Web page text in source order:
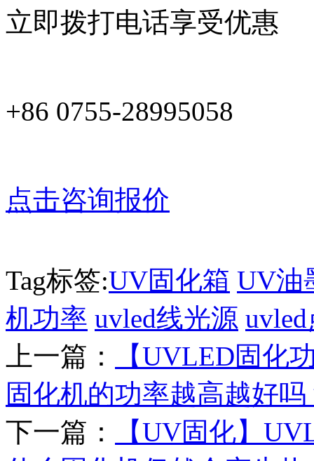
立即拨打电话享受优惠
+86 0755-28995058
点击咨询报价
Tag标签:UV固化箱 UV油
机功率 uvled线光源
上一篇：
【UVLED固化
固化机的功率越高越好吗
下一篇：
【UV固化】